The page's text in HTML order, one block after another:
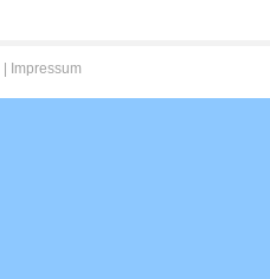
Impressum